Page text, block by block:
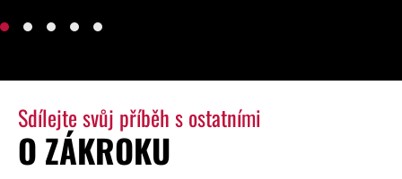
Sdílejte svůj příběh s ostatními
O ZÁKROKU